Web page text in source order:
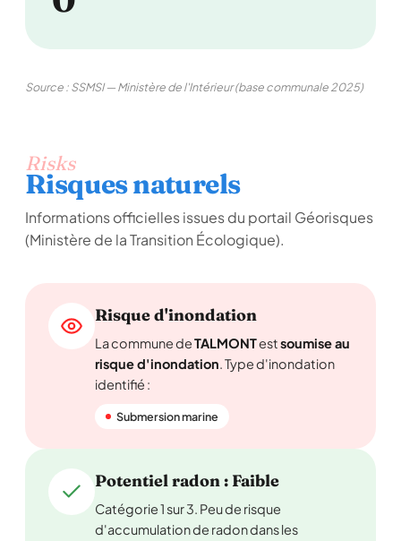
Source : SSMSI — Ministère de l'Intérieur (base communale 2025)
Risks
Risques naturels
Informations officielles issues du portail Géorisques
(Ministère de la Transition Écologique).
Risque d'inondation
La commune deTALMONTestsoumise au
risque d'inondation. Type d'inondation
identifié :
Submersion marine
Potentiel radon : Faible
Catégorie 1 sur 3. Peu de risque
d'accumulation de radon dans les